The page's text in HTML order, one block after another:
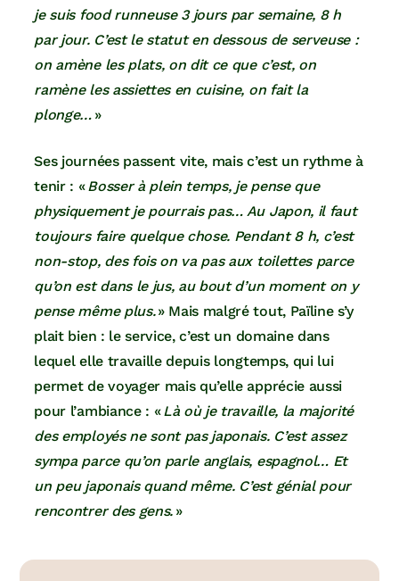
je suis food runneuse 3 jours par semaine, 8 h
par jour. C’est le statut en dessous de serveuse :
on amène les plats, on dit ce que c’est, on
ramène les assiettes en cuisine, on fait la
plonge… »
Ses journées passent vite, mais c’est un rythme à
tenir : «Bosser à plein temps, je pense que
physiquement je pourrais pas… Au Japon, il faut
toujours faire quelque chose. Pendant 8 h, c’est
non-stop, des fois on va pas aux toilettes parce
qu’on est dans le jus, au bout d’un moment on y
pense même plus.» Mais malgré tout, Païline s’y
plait bien : le service, c’est un domaine dans
lequel elle travaille depuis longtemps, qui lui
permet de voyager mais qu’elle apprécie aussi
pour l’ambiance : «Là où je travaille, la majorité
des employés ne sont pas japonais. C’est assez
sympa parce qu’on parle anglais, espagnol… Et
un peu japonais quand même. C’est génial pour
rencontrer des gens. »